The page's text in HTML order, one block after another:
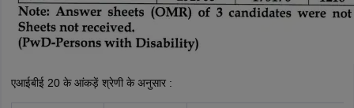
एआईबीई 20 के आंकड़ें श्रेणी के अनुसार :